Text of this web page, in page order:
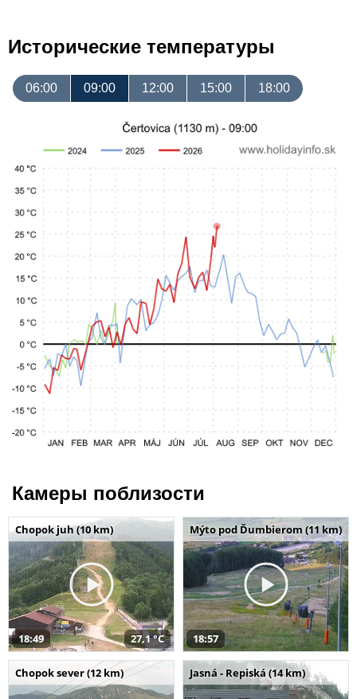
Исторические температуры
06:00 09:00 12:00 15:00 18:00
Камеры поблизости
Chopok juh (10 km)
18:49 27,1 °C
Mýto pod Ďumbierom (11 km)
18:57
Chopok sever (12 km) Jasná - Repiská (14 km)